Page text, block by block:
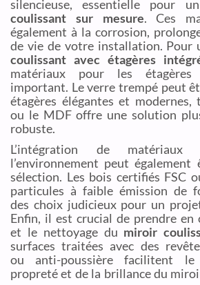
silencieuse, essentielle pour
coulissant sur mesure. Ces
également à la corrosion,
de vie de votre installation. Pour
coulissant avec étagères
matériaux pour les
important. Le verre trempé peut
étagères élégantes et
ou le MDF offre une solution
robuste.
L’intégration de matériaux
l’environnement peut
sélection. Les bois certifiés FSC
particules à faible émission de
des choix judicieux pour un
Enfin, il est crucial de prendre en
et le nettoyage du miroir
surfaces traitées avec des
ou anti-poussière facilitent
propreté et de la brillance du